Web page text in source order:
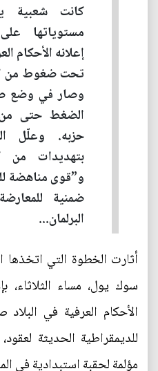
كانت شعبية
مستوياتها
إعلانه الأحكام
تحت ضغوط من
وصار في وضع
الضغط حتى
حزبه. وعلّل
بتهديدات من
و”قوى مناهضة
ضمنية
البرلمان...
أثارت الخطوة التي اتخذها
سوك يول، مساء الثلاثاء،
الأحكام العرفية في
للديمقراطية الحديثة
مؤلمة لحقبة استبدادية في